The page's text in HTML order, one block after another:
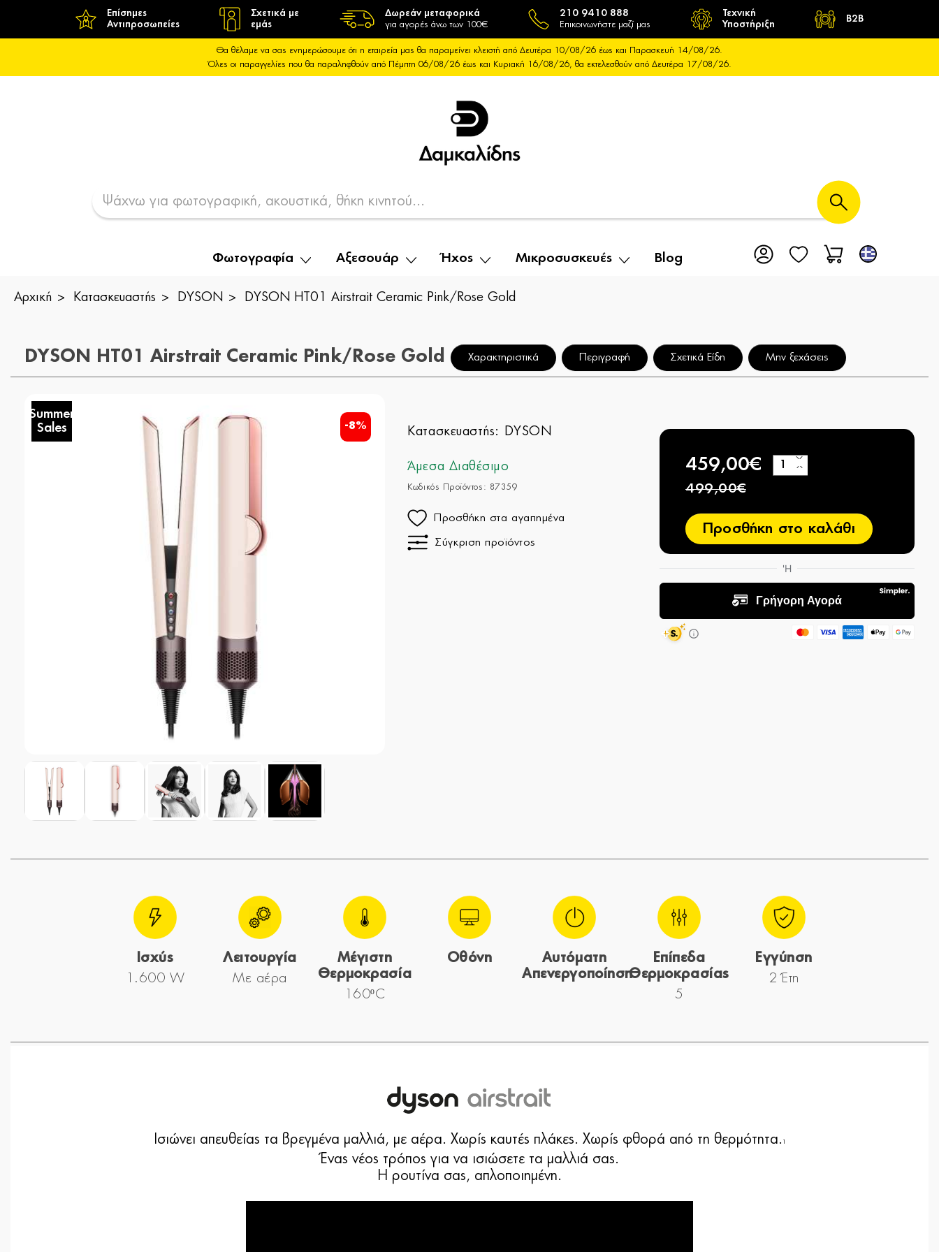
Επίσημες
Αντιπροσωπείες
Σχετικά με
εμάς
Δωρεάν μεταφορικά
για αγορές άνω των 100€
210 9410 888
Επικοινωνήστε μαζί μας
Τεχνική
Υποστήριξη
B2B
Θα θέλαμε να σας ενημερώσουμε ότι η εταιρεία μας θα παραμείνει κλειστή από Δευτέρα 10/08/26 έως και Παρασκευή 14/08/26.
Όλες οι παραγγελίες που θα παραληφθούν από Πέμπτη 06/08/26 έως και Κυριακή 16/08/26, θα εκτελεσθούν από Δευτέρα 17/08/26.
Φωτογραφία Αξεσουάρ Ήχος Μικροσυσκευές Blog
Αρχική Κατασκευαστής DYSON DYSON HT01 Airstrait Ceramic Pink/Rose Gold
DYSON HT01 Airstrait Ceramic Pink/Rose Gold Χαρακτηριστικά Περιγραφή Σχετικά Είδη Μην ξεχάσεις
Summer
Sales
-8% Κατασκευαστής: DYSON
Άμεσα Διαθέσιμο
Κωδικός Προϊόντος: 87359
Προσθήκη στα αγαπημένα
Σύγκριση προϊόντος
459,00€
499,00€
−
+
Προσθήκη στο καλάθι
Ισχύς
1.600 W
Λειτουργία
Με αέρα
Μέγιστη
Θερμοκρασία
160ºC
Οθόνη
Αυτόματη
Απενεργοποίηση
Επίπεδα
Θερμοκρασίας
5
Εγγύηση
2 Έτη
Ισιώνει απευθείας τα βρεγμένα μαλλιά, με αέρα. Χωρίς καυτές πλάκες. Χωρίς φθορά από τη θερμότητα.
Ένας νέος τρόπος για να ισιώσετε τα μαλλιά σας.
Η ρουτίνα σας, απλοποιημένη.